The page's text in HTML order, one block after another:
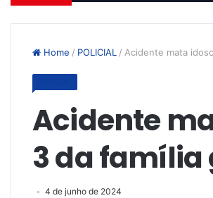
Home / POLICIAL / Acidente mata
Acidente
3 da
4 de junho de 2024